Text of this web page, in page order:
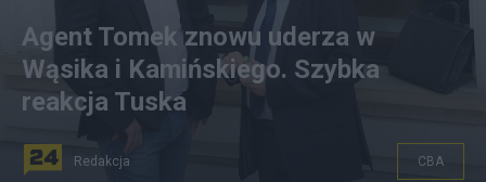
Agent Tomek znowu uderza w
Wąsika i Kamińskiego. Szybka
reakcja Tuska
Redakcja CBA